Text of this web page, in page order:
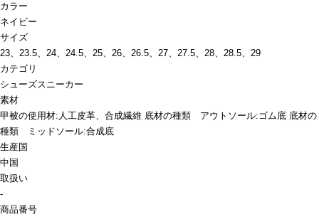
カラー
ネイビー
サイズ
23、23.5、24、24.5、25、26、26.5、27、27.5、28、28.5、29
カテゴリ
シューズスニーカー
素材
甲被の使用材:人工皮革、合成繊維 底材の種類 アウトソール:ゴム底 底材の
種類 ミッドソール:合成底
生産国
中国
取扱い
-
商品番号